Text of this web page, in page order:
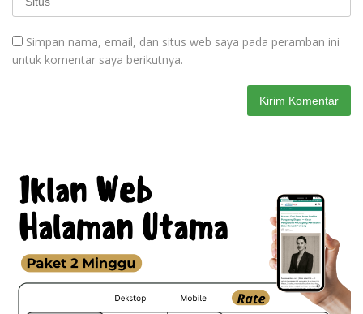
Simpan nama, email, dan situs web saya pada peramban ini
untuk komentar saya berikutnya.